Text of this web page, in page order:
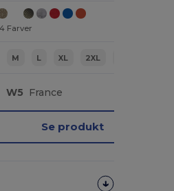
Farver
M L XL 2XL
W5 France
Se produkt